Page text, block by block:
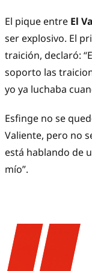
El pique entre El
ser explosivo. El
traición, declaró:
soporto las
yo ya luchaba
Esfinge no se
Valiente, pero no
está hablando de
mío”.